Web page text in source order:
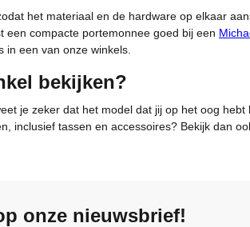
het materiaal en de hardware op elkaar
een compacte portemonnee goed bij een
een van onze winkels.
bekijken?
je zeker dat het model dat jij op het oog
inclusief tassen en accessoires? Bekijk dan
onze nieuwsbrief!